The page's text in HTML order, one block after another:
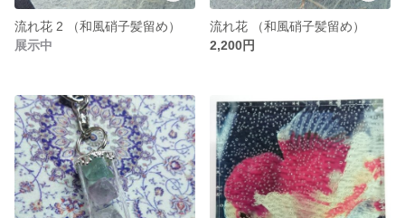
流れ花 2 （和風硝子髪留め）
展示中
流れ花 （和風硝子髪留め）
2,200円